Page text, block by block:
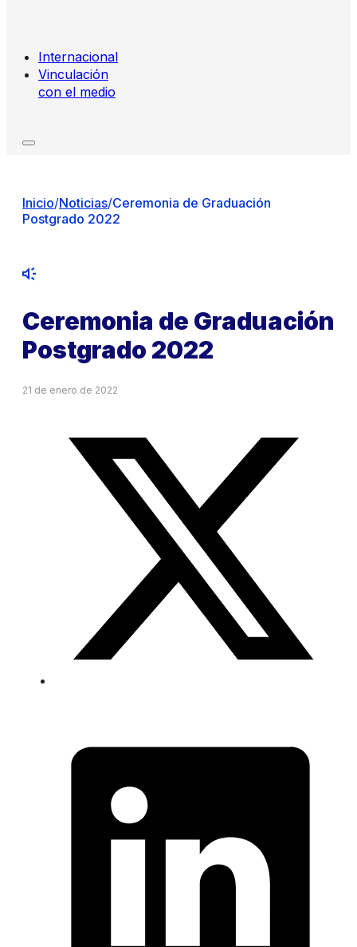
Internacional
Vinculación
con el medio
Inicio/Noticias/Ceremonia de Graduación
Postgrado 2022
Ceremonia de Graduación
Postgrado 2022
21 de enero de 2022